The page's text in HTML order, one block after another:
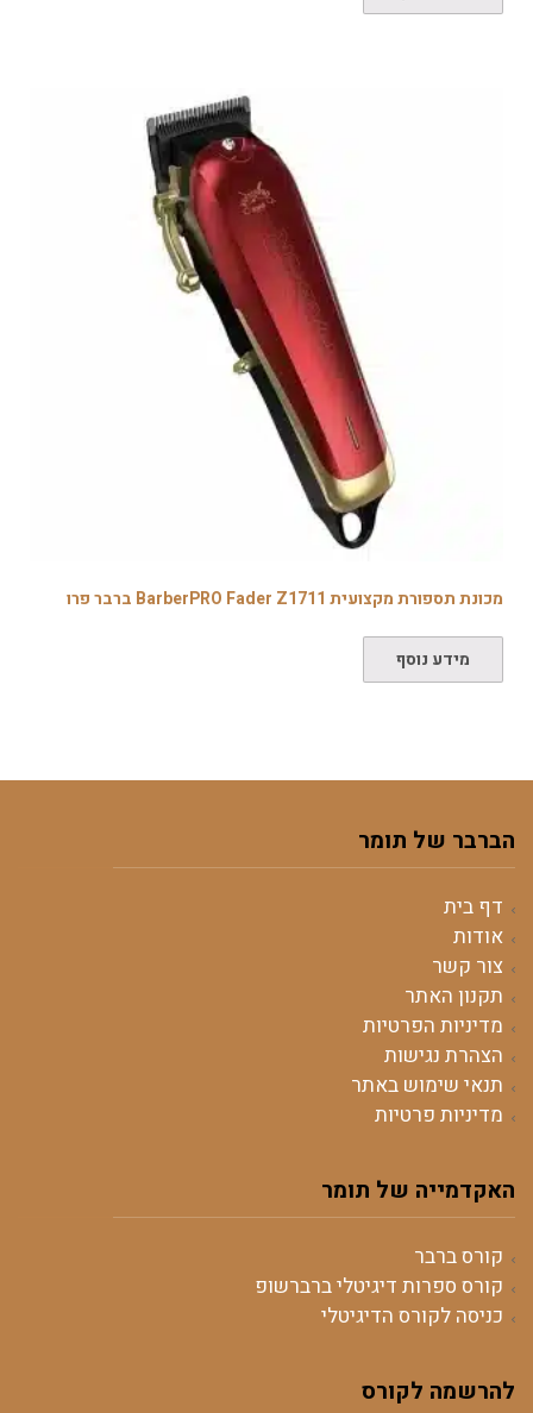
מכונת תספורת מקצועית BarberPRO Fader Z1711 ברבר פרו
מידע נוסף
הברבר של תומר
דף בית
אודות
צור קשר
תקנון האתר
מדיניות הפרטיות
הצהרת נגישות
תנאי שימוש באתר
מדיניות פרטיות
האקדמייה של תומר
קורס ברבר
קורס ספרות דיגיטלי ברברשופ
כניסה לקורס הדיגיטלי
להרשמה לקורס